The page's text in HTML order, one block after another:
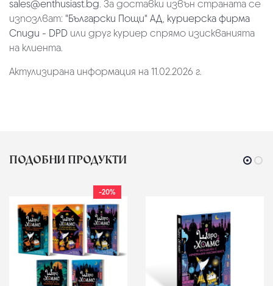
sales@enthusiast.bg. За доставки извън страната се
изпозлват: "Български Пощи" АД, куриерска фирма
Спиди - DPD или друг куриер спрямо изискванията
на клиента.
Актулизирана информация на 11.02.2026 г.
ПОДОБНИ ПРОДУКТИ
-20%